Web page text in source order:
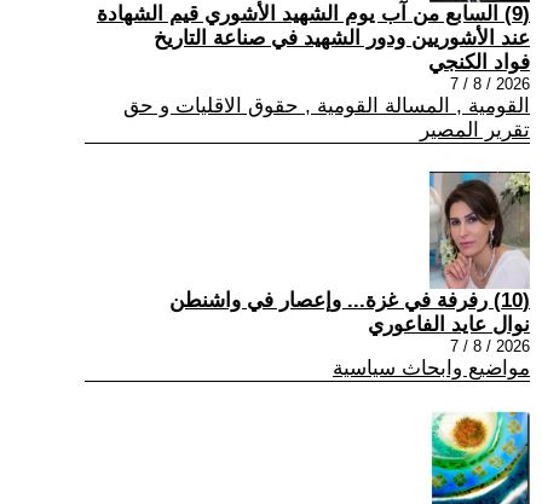
(9) السابع من آب يوم الشهيد الأشوري قيم الشهادة
عند الأشوريين ودور الشهيد في صناعة التاريخ
فواد الكنجي
2026 / 8 / 7
القومية , المسالة القومية , حقوق الاقليات و حق
تقرير المصير
(10) رفرفة في غزة... وإعصار في واشنطن
نوال عايد الفاعوري
2026 / 8 / 7
مواضيع وابحاث سياسية